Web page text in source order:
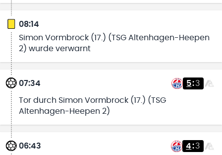
08:14
Simon Vormbrock (17.) (TSG Altenhagen-Heepen
2) wurde verwarnt
07:34 5:3
Tor durch Simon Vormbrock (17.) (TSG
Altenhagen-Heepen 2)
06:43 4:3